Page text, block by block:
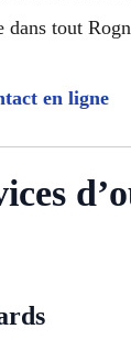
tout
en ligne